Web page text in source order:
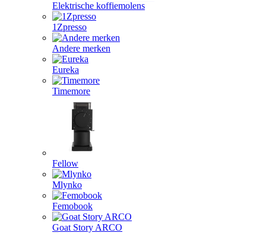
Elektrische koffiemolens
1Zpresso
Andere merken
Eureka
Timemore
Fellow
Mlynko
Femobook
Goat Story ARCO